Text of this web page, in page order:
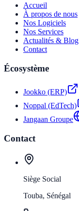
Accueil
À propos de nous
Nos Logiciels
Nos Services
Actualités & Blog
Contact
Écosystème
Jookko (ERP)
Noppal (EdTech)
Jangaan Groupe
Contact
Siège Social
Touba, Sénégal